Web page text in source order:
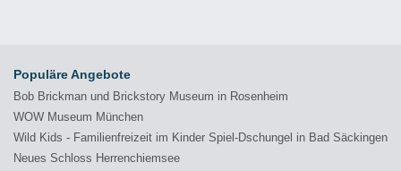
Populäre Angebote
Bob Brickman und Brickstory Museum in Rosenheim
WOW Museum München
Wild Kids - Familienfreizeit im Kinder Spiel-Dschungel in Bad Säckingen
Neues Schloss Herrenchiemsee